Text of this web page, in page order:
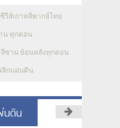
ซีรีส์เกาหลีพากย์ไทย
น ทุกตอน
ลีซาน ย้อนหลังทุกตอน
ลิกแผ่นดิน
นดิน